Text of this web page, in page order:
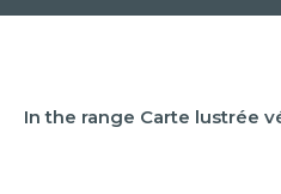
In the range Carte lustrée